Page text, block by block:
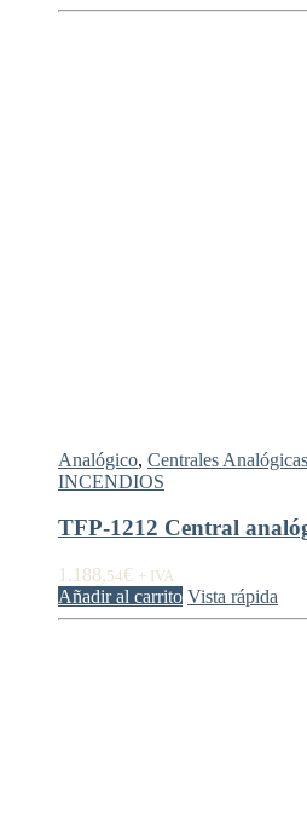
Analógico, Centrales Analógicas
INCENDIOS
TFP-1212 Central
1.188,54€ + IVA
Añadir al carrito Vista rápida